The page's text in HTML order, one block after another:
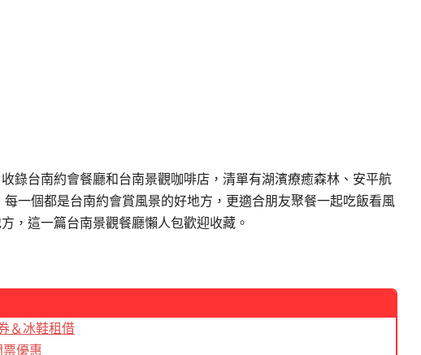
錄台南約會餐廳和台南景觀咖啡店，清單有湖濱療癒森林、安平航
一個都是台南約會賞風景的好地方，更適合朋友聚餐一起吃飯看風
，這一篇台南景觀餐廳懶人包歡迎收藏。
＆冰鞋租借
票優惠